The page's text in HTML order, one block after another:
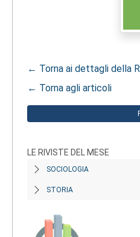
← Torna ai dettagli della
← Torna agli articoli
LE RIVISTE DEL MESE
SOCIOLOGIA
STORIA